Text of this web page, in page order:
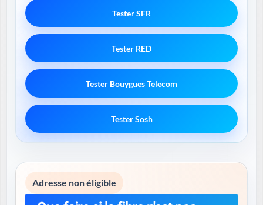
Tester SFR
Tester RED
Tester Bouygues Telecom
Tester Sosh
Adresse non éligible